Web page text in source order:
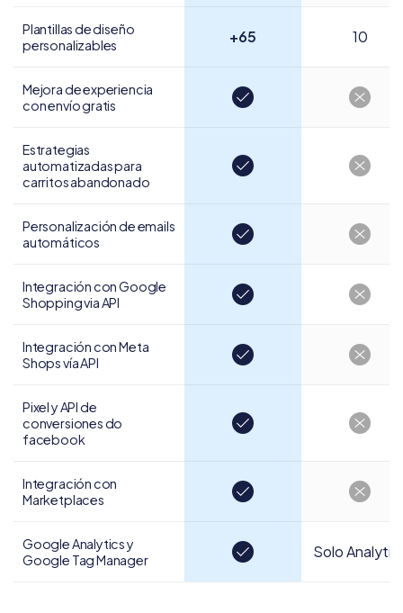
Plantillas de diseño
personalizables
+65 10
Mejora de experiencia
con envío gratis
Estrategias
automatizadas para
carritos abandonado
Personalización deemails
automáticos
Integración con Google
Shopping via API
Integración conMeta
Shops vía API
Pixel y API de
conversiones do
facebook
Integración con
Marketplaces
Google Analytics y
Google Tag Manager
Solo